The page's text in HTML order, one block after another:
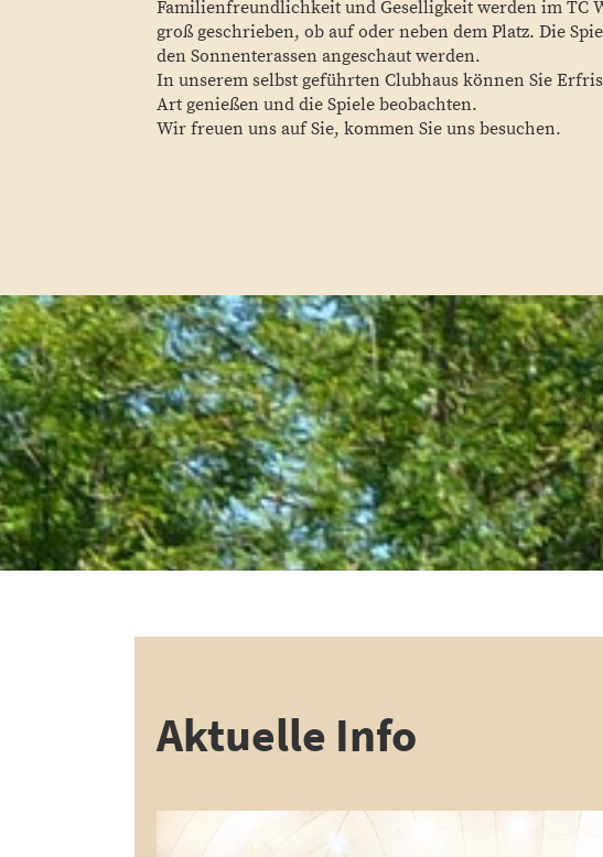
Familienfreundlichkeit und Geselligkeit werden im TC
groß geschrieben, ob auf oder neben dem Platz. Die
den Sonnenterassen angeschaut werden.
In unserem selbst geführten Clubhaus können Sie
Art genießen und die Spiele beobachten.
Wir freuen uns auf Sie, kommen Sie uns besuchen.
Aktuelle Info